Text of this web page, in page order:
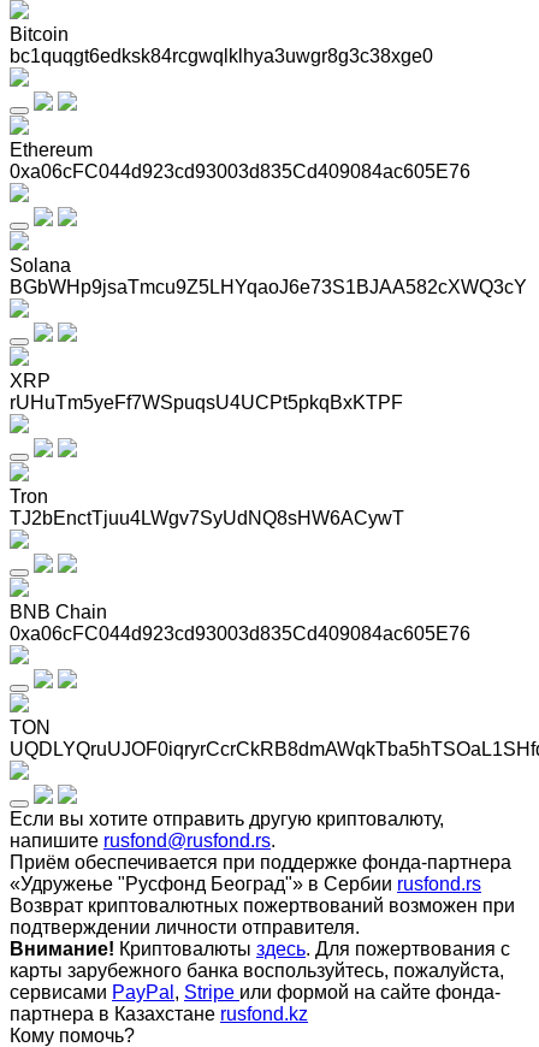
Bitcoin
bc1quqgt6edksk84rcgwqlklhya3uwgr8g3c38xge0
Ethereum
0xa06cFC044d923cd93003d835Cd409084ac605E76
Solana
BGbWHp9jsaTmcu9Z5LHYqaoJ6e73S1BJAA582cXWQ3cY
XRP
rUHuTm5yeFf7WSpuqsU4UCPt5pkqBxKTPF
Tron
TJ2bEnctTjuu4LWgv7SyUdNQ8sHW6ACywT
BNB Chain
0xa06cFC044d923cd93003d835Cd409084ac605E76
TON
Если вы хотите отправить другую криптовалюту,
напишите rusfond@rusfond.rs.
Приём обеспечивается при поддержке фонда-партнера
«Удружење "Русфонд Београд"» в Сербии rusfond.rs
Возврат криптовалютных пожертвований возможен при
подтверждении личности отправителя.
Внимание! Криптовалюты здесь. Для пожертвования с
карты зарубежного банка воспользуйтесь, пожалуйста,
сервисами PayPal , Stripe или формой на сайте фонда-
партнера в Казахстане rusfond.kz
Кому помочь?